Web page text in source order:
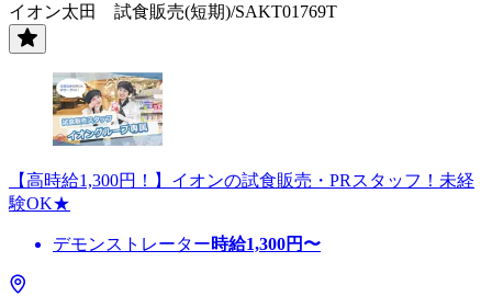
イオン太田 試食販売(短期)/SAKT01769T
【高時給1,300円！】イオンの試食販売・PRスタッフ！未経
験OK★
デモンストレーター時給1,300円〜